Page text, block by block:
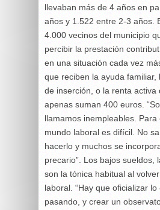
llevaban más de 4 años en
años y 1.522 entre 2-3 años.
4.000 vecinos del municipio
percibir la prestación
en una situación cada vez
que reciben la ayuda familiar,
de inserción, o la renta activa
apenas suman 400 euros.
llamamos inempleables. Para
mundo laboral es difícil. No
hacerlo y muchos se
precario”. Los bajos sueldos,
son la tónica habitual al
laboral. “Hay que oficializar lo
pasando, y crear un